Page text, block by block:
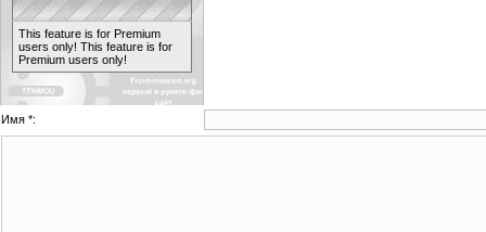
This feature is for Premium
users only! This feature is for
Premium users only!
Имя *: